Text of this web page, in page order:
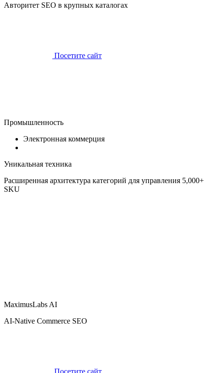
Авторитет SEO в крупных каталогах
Посетите сайт
Промышленность
Электронная коммерция
Уникальная техника
Расширенная архитектура категорий для управления 5,000+
SKU
MaximusLabs AI
AI-Native Commerce SEO
Посетите сайт